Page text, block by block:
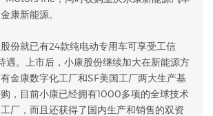
康新能源。
份就已有24款纯电动专用车可享受工信
待遇。上市后，小康股份继续加大在新能源方
有金康数字化工厂和SF美国工厂两大生产基
，目前小康已经拥有1000多项的全球技术
厂，而且还获得了国内生产和销售的双资